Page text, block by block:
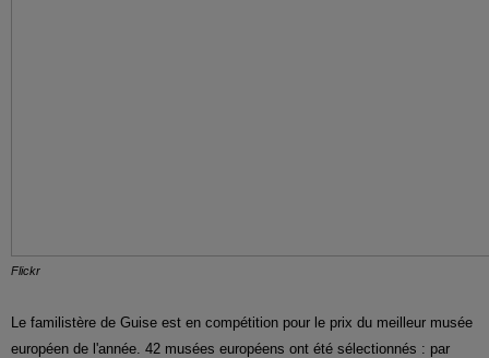
Flickr
Le familistère de Guise est en compétition pour le prix du meilleur musée
européen de l'année. 42 musées européens ont été sélectionnés : par